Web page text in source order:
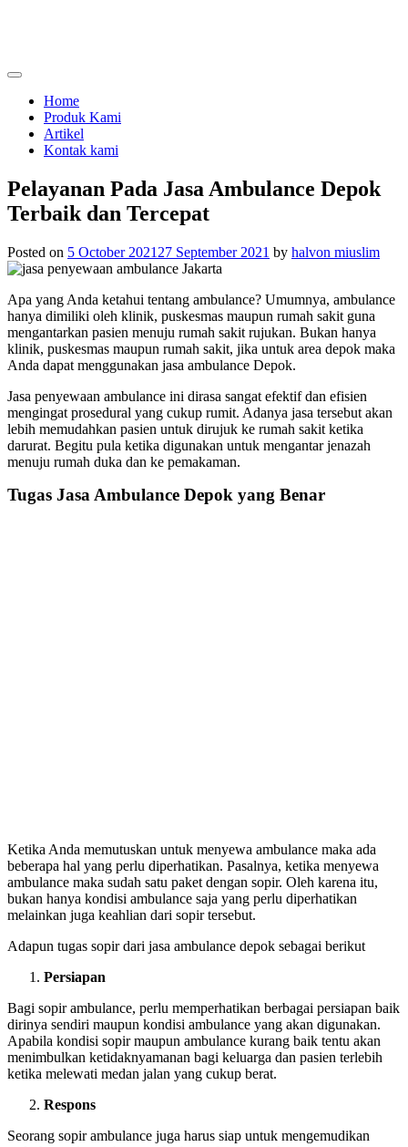
Home
Produk Kami
Artikel
Kontak kami
Pelayanan Pada Jasa Ambulance Depok
Terbaik dan Tercepat
Posted on 5 October 2021 27 September 2021 by halvon miuslim
Apa yang Anda ketahui tentang ambulance? Umumnya, ambulance
hanya dimiliki oleh klinik, puskesmas maupun rumah sakit guna
mengantarkan pasien menuju rumah sakit rujukan. Bukan hanya
klinik, puskesmas maupun rumah sakit, jika untuk area depok maka
Anda dapat menggunakan jasa ambulance Depok.
Jasa penyewaan ambulance ini dirasa sangat efektif dan efisien
mengingat prosedural yang cukup rumit. Adanya jasa tersebut akan
lebih memudahkan pasien untuk dirujuk ke rumah sakit ketika
darurat. Begitu pula ketika digunakan untuk mengantar jenazah
menuju rumah duka dan ke pemakaman.
Tugas Jasa Ambulance Depok yang Benar
Ketika Anda memutuskan untuk menyewa ambulance maka ada
beberapa hal yang perlu diperhatikan. Pasalnya, ketika menyewa
ambulance maka sudah satu paket dengan sopir. Oleh karena itu,
bukan hanya kondisi ambulance saja yang perlu diperhatikan
melainkan juga keahlian dari sopir tersebut.
Adapun tugas sopir dari jasa ambulance depok sebagai berikut
Persiapan
Bagi sopir ambulance, perlu memperhatikan berbagai persiapan baik
dirinya sendiri maupun kondisi ambulance yang akan digunakan.
Apabila kondisi sopir maupun ambulance kurang baik tentu akan
menimbulkan ketidaknyamanan bagi keluarga dan pasien terlebih
ketika melewati medan jalan yang cukup berat.
Respons
Seorang sopir ambulance juga harus siap untuk mengemudikan